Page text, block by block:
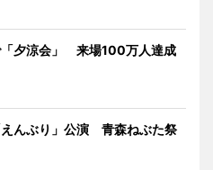
「夕涼会」 来場100万人達成
んぶり」公演 青森ねぶた祭